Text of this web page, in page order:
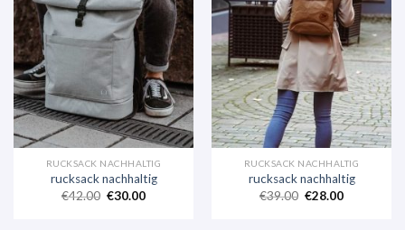
RUCKSACK NACHHALTIG
rucksack nachhaltig
€42.00 €30.00
RUCKSACK NACHHALTIG
rucksack nachhaltig
€39.00 €28.00